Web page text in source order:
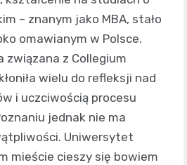
– znanym jako MBA, stało
omawianym w Polsce.
związana z Collegium
wielu do refleksji nad
i uczciwością procesu
jednak nie ma
Uniwersytet
mieście cieszy się bowiem